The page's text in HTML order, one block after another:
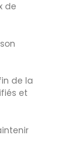
de
de la
et